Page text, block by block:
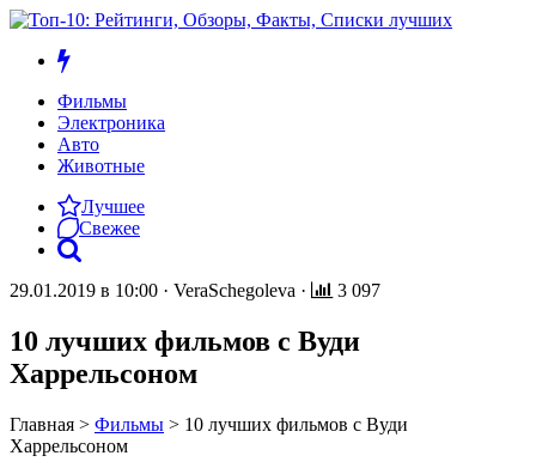
Фильмы
Электроника
Авто
Животные
Лучшее
Свежее
29.01.2019 в 10:00 · VeraSchegoleva · 3 097
10 лучших фильмов с Вуди
Харрельсоном
Главная > Фильмы > 10 лучших фильмов с Вуди
Харрельсоном